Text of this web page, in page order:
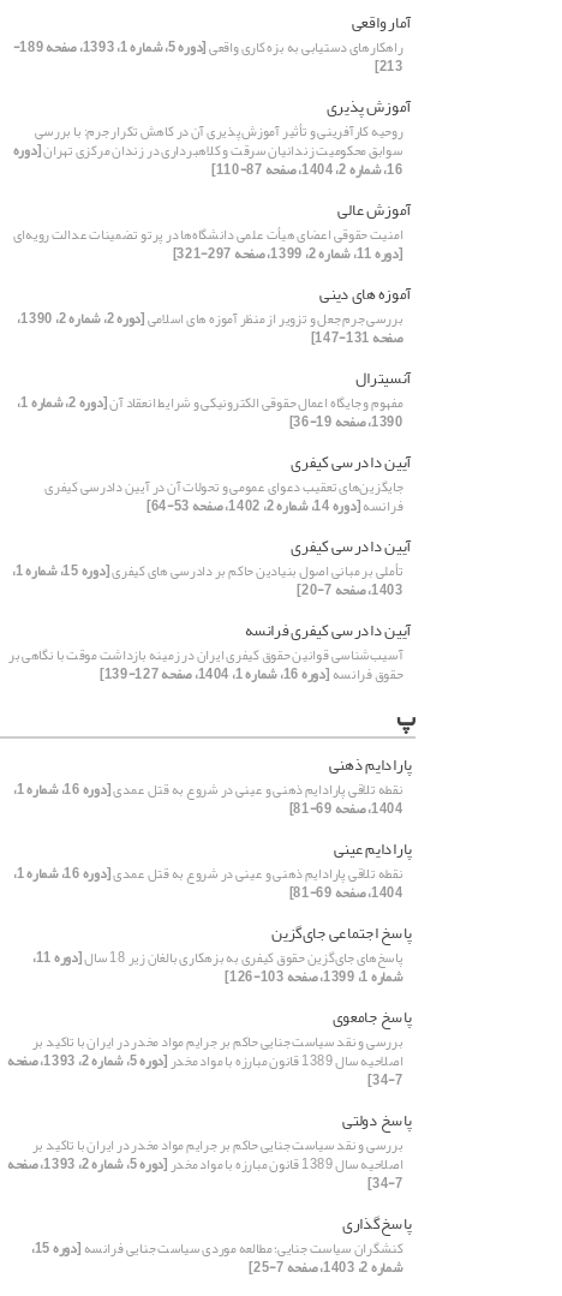
آمار واقعی
راهکارهای دستیابی به بزه کاری واقعی [دوره 5، شماره 1، 1393، صفحه 189-
213]
آموزش پذیری
روحیه کارآفرینی و تأثیر آموزش‌پذیری آن در کاهش تکرار جرم: با بررسی
سوابق محکومیت زندانیان سرقت و کلاهبرداری در زندان مرکزی تهران[دوره
16، شماره 2، 1404، صفحه 87-110]
آموزش عالی
امنیت حقوقی اعضای هیأت علمی دانشگاه‌ها در پرتو تضمینات عدالت رویه‌ای
[دوره 11، شماره 2، 1399، صفحه 297-321]
آموزه های دینی
بررسی جرم جعل و تزویر از منظر آموزه های اسلامی [دوره 2، شماره 2، 1390،
صفحه 131-147]
آنسیترال
مفهوم و جایگاه اعمال حقوقی الکترونیکی و شرایط انعقاد آن [دوره 2، شماره 1،
1390، صفحه 19-36]
آیین دادرسی کیفری
جایگزین‌های تعقیب دعوای عمومی و تحولات آن در آیین دادرسی کیفری
فرانسه[دوره 14، شماره 2، 1402، صفحه 53-64]
آیین دادرسی کیفری
تأملی بر مبانی اصول بنیادین حاکم بر دادرسی های کیفری [دوره 15، شماره 1،
1403، صفحه 7-20]
آیین دادرسی کیفری فرانسه
آسیب‌شناسی قوانین حقوق کیفری ایران در زمینه بازداشت موقت با نگاهی بر
حقوق فرانسه[دوره 16، شماره 1، 1404، صفحه 127-139]
پ
پارادایم ذهنی
نقطه تلاقی پارادایم ذهنی و عینی در شروع به قتل عمدی [دوره 16، شماره 1،
1404، صفحه 69-81]
پارادایم عینی
نقطه تلاقی پارادایم ذهنی و عینی در شروع به قتل عمدی [دوره 16، شماره 1،
1404، صفحه 69-81]
پاسخ اجتماعی جای‌گزین
پاسخ‌های جای‌گزین حقوق کیفری به بزهکاری بالغان زیر 18 سال [دوره 11،
شماره 1، 1399، صفحه 103-126]
پاسخ‌ جامعوی
بررسی و نقد سیاست جنایی حاکم بر جرایم مواد مخدر در ایران با تاکید بر
اصلاحیه سال 1389 قانون مبارزه با مواد مخدر [دوره 5، شماره 2، 1393، صفحه
7-34]
پاسخ دولتی
بررسی و نقد سیاست جنایی حاکم بر جرایم مواد مخدر در ایران با تاکید بر
اصلاحیه سال 1389 قانون مبارزه با مواد مخدر [دوره 5، شماره 2، 1393، صفحه
7-34]
پاسخ‌گذاری
کنشگران سیاست جنایی؛ مطالعه موردی سیاست جنایی فرانسه [دوره 15،
شماره 2، 1403، صفحه 7-25]